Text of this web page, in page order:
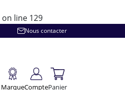
on line 129
Nous contacter
MarqueComptePanier